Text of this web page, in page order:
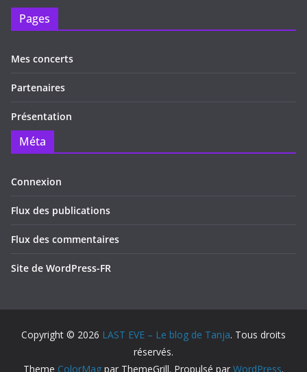
Pages
Mes concerts
Partenaires
Présentation
Méta
Connexion
Flux des publications
Flux des commentaires
Site de WordPress-FR
Copyright © 2026 LAST EVE – Le blog de Tanja. Tous droits
réservés.
Theme ColorMag par ThemeGrill. Propulsé par WordPress.